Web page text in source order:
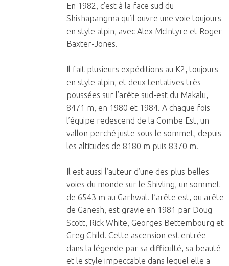
En 1982, c’est à la face sud du
Shishapangma qu’il ouvre une voie toujours
en style alpin, avec Alex McIntyre et Roger
Baxter-Jones.
Il fait plusieurs expéditions au K2, toujours
en style alpin, et deux tentatives très
poussées sur l’arête sud-est du Makalu,
8471 m, en 1980 et 1984. A chaque fois
l’équipe redescend de la Combe Est, un
vallon perché juste sous le sommet, depuis
les altitudes de 8180 m puis 8370 m.
Il est aussi l’auteur d’une des plus belles
voies du monde sur le Shivling, un sommet
de 6543 m au Garhwal. L’arête est, ou arête
de Ganesh, est gravie en 1981 par Doug
Scott, Rick White, Georges Bettembourg et
Greg Child. Cette ascension est entrée
dans la légende par sa difficulté, sa beauté
et le style impeccable dans lequel elle a